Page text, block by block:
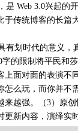
Web 3.0兴起的
于传统博客的长篇
划时代的意义，
字的限制将平民和
上面对面的表演不
怎么玩，而你并不
来越强。（3）原
更新内容，演绎实